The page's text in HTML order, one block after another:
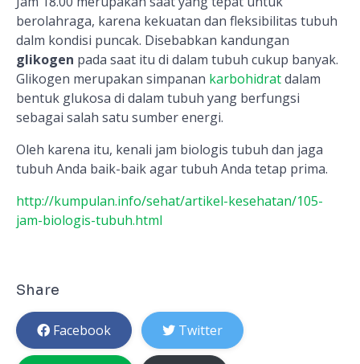
berolahraga, karena kekuatan dan fleksibilitas tubuh
dalm kondisi puncak. Disebabkan kandungan
glikogen pada saat itu di dalam tubuh cukup banyak.
Glikogen merupakan simpanan karbohidratdalam
bentuk glukosa di dalam tubuh yang berfungsi
sebagai salah satu sumber energi.
Oleh karena itu, kenali jam biologis tubuh dan jaga
tubuh Anda baik-baik agar tubuh Anda tetap prima.
http://kumpulan.info/sehat/artikel-kesehatan/105-
jam-biologis-tubuh.html
Share
Facebook Twitter